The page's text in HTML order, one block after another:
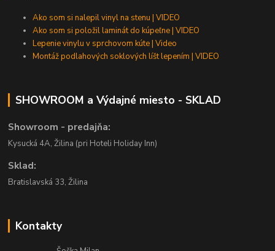
Ako som si nalepil vinyl na stenu | VIDEO
Ako som si položil laminát do kúpeľne | VIDEO
Lepenie vinylu v sprchovom kúte | Video
Montáž podlahových soklových líšt lepením | VIDEO
SHOWROOM a Výdajné miesto - SKLAD
Showroom - predajňa:
Kysucká 4A, Žilina (pri Hoteli Holiday Inn)
Sklad:
Bratislavská 33, Žilina
Kontakty